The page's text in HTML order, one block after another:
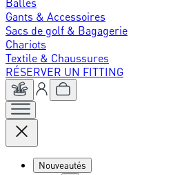
Balles
Gants & Accessoires
Sacs de golf & Bagagerie
Chariots
Textile & Chaussures
RÉSERVER UN FITTING
Nouveautés